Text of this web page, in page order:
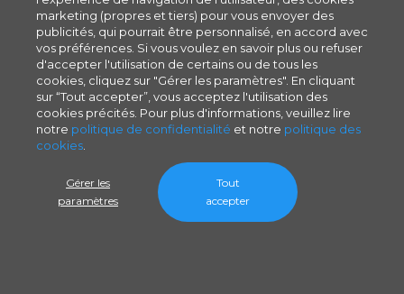
marketing (propres et tiers) pour vous envoyer des
publicités, qui pourrait être personnalisé, en accord avec
vos préférences. Si vous voulez en savoir plus ou refuser
d'accepter l'utilisation de certains ou de tous les
cookies, cliquez sur "Gérer les paramètres". En cliquant
sur “Tout accepter”, vous acceptez l'utilisation des
cookies précités. Pour plus d'informations, veuillez lire
notre politique de confidentialité et notre politique des
cookies
Gérer les
paramètres
Tout
accepter